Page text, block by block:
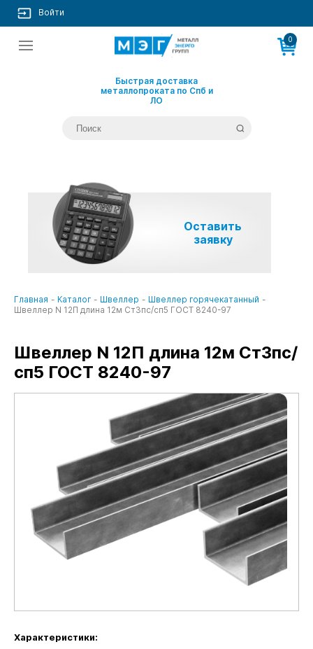
Войти
Быстрая доставка
металлопроката по Спб и
ЛО
Оставить
заявку
0
Главная - Каталог - Швеллер - Швеллер горячекатанный -
Швеллер N 12П длина 12м Ст3пс/сп5 ГОСТ 8240-97
Швеллер N 12П длина 12м Ст3пс/
сп5 ГОСТ 8240-97
Характеристики: